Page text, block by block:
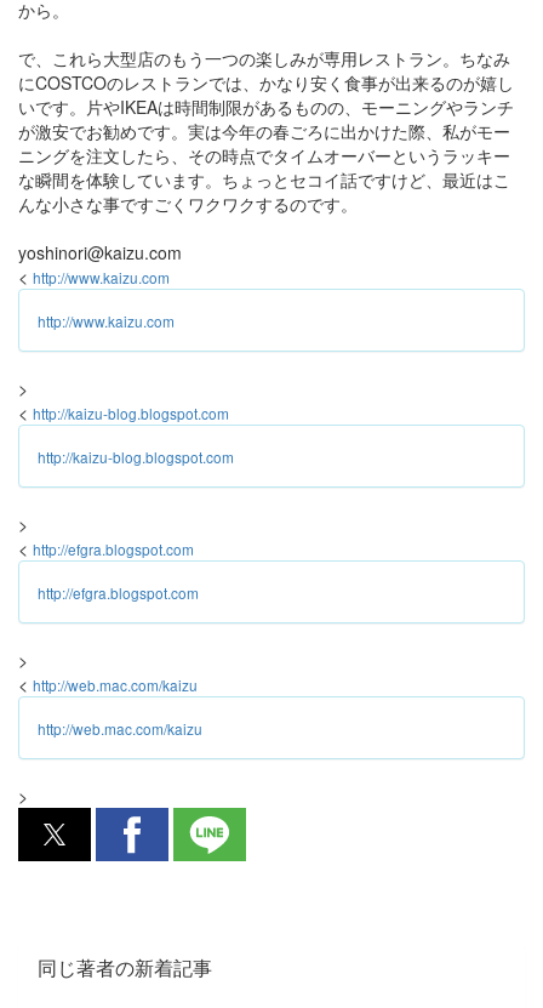
から。
で、これら大型店のもう一つの楽しみが専用レストラン。ちなみ
にCOSTCOのレストランでは、かなり安く食事が出来るのが嬉し
いです。片やIKEAは時間制限があるものの、モーニングやランチ
が激安でお勧めです。実は今年の春ごろに出かけた際、私がモー
ニングを注文したら、その時点でタイムオーバーというラッキー
な瞬間を体験しています。ちょっとセコイ話ですけど、最近はこ
んな小さな事ですごくワクワクするのです。
yoshinori@kaizu.com
< http://www.kaizu.com
http://www.kaizu.com
>
< http://kaizu-blog.blogspot.com
http://kaizu-blog.blogspot.com
>
< http://efgra.blogspot.com
http://efgra.blogspot.com
>
< http://web.mac.com/kaizu
http://web.mac.com/kaizu
>
同じ著者の新着記事